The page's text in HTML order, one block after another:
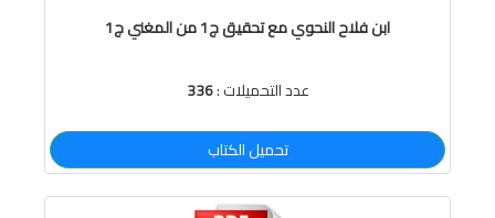
ابن فلاح النحوي مع تحقيق ج1 من المغني ج1
عدد التحميلات :336
تحميل الكتاب